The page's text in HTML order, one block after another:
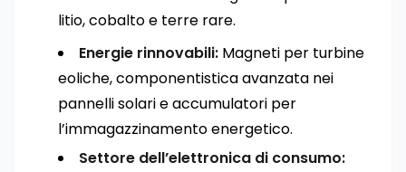
litio, cobalto e terre rare.
Energie rinnovabili: Magneti per turbine
eoliche, componentistica avanzata nei
pannelli solari e accumulatori per
l’immagazzinamento energetico.
Settore dell’elettronica di consumo: